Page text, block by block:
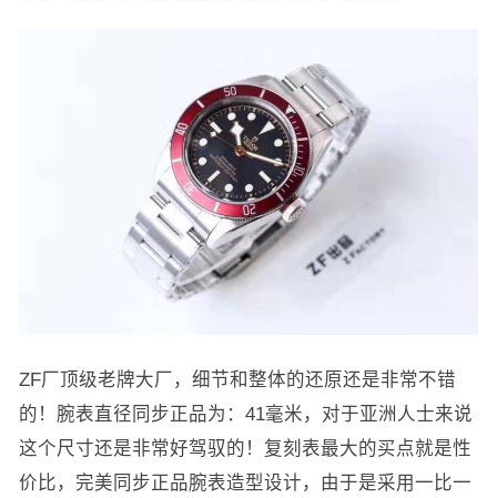
ZF厂顶级老牌大厂，细节和整体的还原还是非常不错
的！腕表直径同步正品为：41毫米，对于亚洲人士来说
这个尺寸还是非常好驾驭的！复刻表最大的买点就是性
价比，完美同步正品腕表造型设计，由于是采用一比一